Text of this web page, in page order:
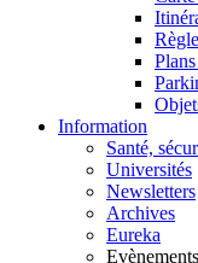
Information
Santé,
Universités
Newsletters
Archives
Eureka
Evènements